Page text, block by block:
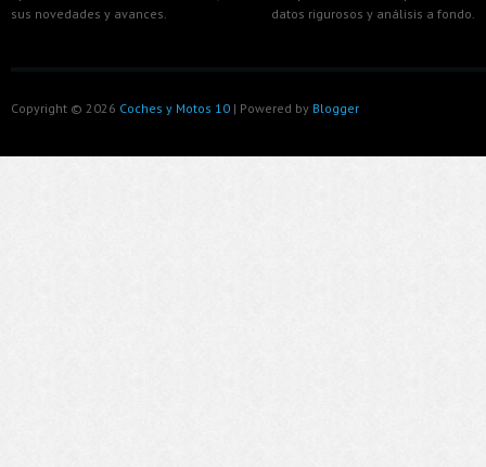
sus novedades y avances.
datos rigurosos y análisis a fondo.
Copyright © 2026 Coches y Motos 10 | Powered by Blogger